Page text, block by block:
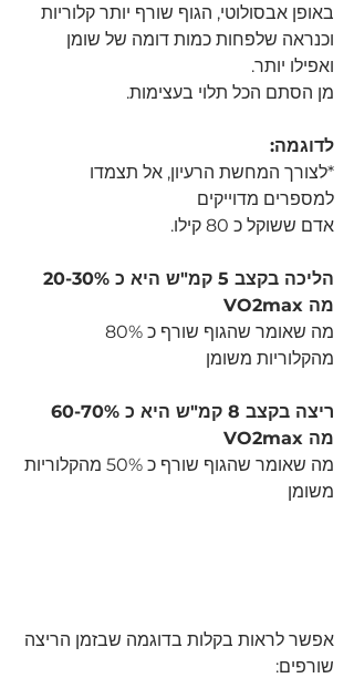
באופן אבסולוטי, הגוף שורף יותר קלוריות
וכנראה שלפחות כמות דומה של שומן
ואפילו יותר.
מן הסתם הכל תלוי בעצימות.
לדוגמה:
*לצורך המחשת הרעיון, אל תצמדו
למספרים מדוייקים
אדם ששוקל כ 80 קילו.
מה VO2max
מהקלוריות משומן
מה VO2max
מה שאומר שהגוף שורף כ 50% מהקלוריות
משומן
אפשר לראות בקלות בדוגמה שבזמן הריצה
שורפים: